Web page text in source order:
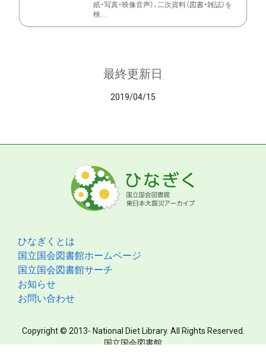
紙・写真・映像音声）、二次資料（図書・雑誌）を
検...
最終更新日
2019/04/15
ひなぎくとは
国立国会図書館ホームページ
国立国会図書館サーチ
お知らせ
お問い合わせ
Copyright © 2013- National Diet Library. All Rights Reserved.